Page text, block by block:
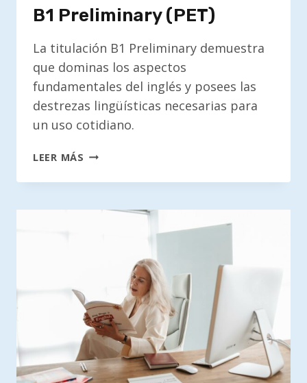
B1 Preliminary (PET)
La titulación B1 Preliminary demuestra
que dominas los aspectos
fundamentales del inglés y posees las
destrezas lingüísticas necesarias para
un uso cotidiano.
LEER MÁS B1
(PET)